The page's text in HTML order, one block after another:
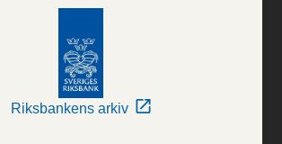
Riksbankens arkiv